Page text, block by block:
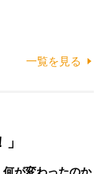
一覧を見る